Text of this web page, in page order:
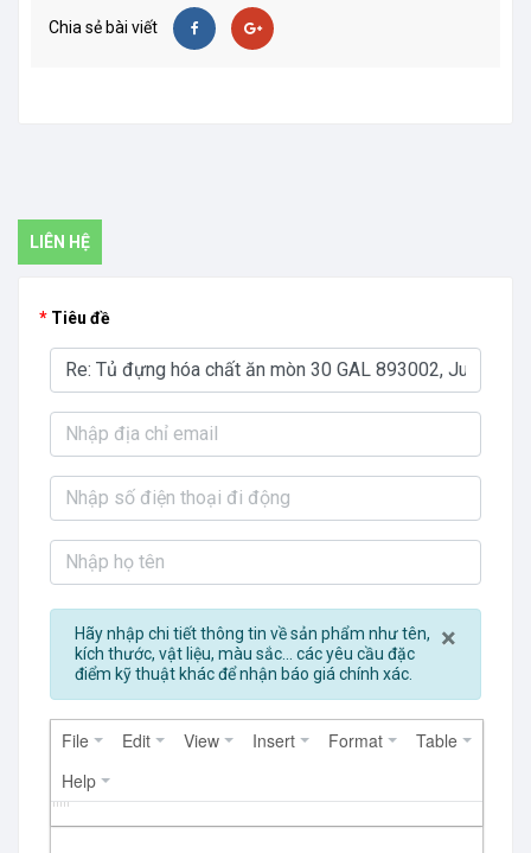
Chia sẻ bài viết
LIÊN HỆ
Tiêu đề
×
Hãy nhập chi tiết thông tin về sản phẩm như tên,
kích thước, vật liệu, màu sắc... các yêu cầu đặc
điểm kỹ thuật khác để nhận báo giá chính xác.
File Edit View Insert Format
Table
Help